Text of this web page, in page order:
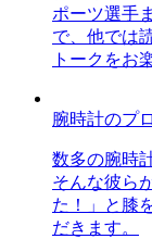
ポーツ選手
で、他では
トークをお
腕時計のプ
数多の腕時
そんな彼ら
た！」と膝
だきます。